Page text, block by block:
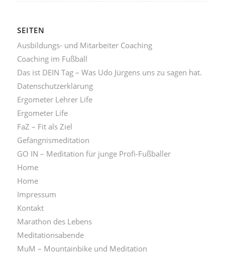
SEITEN
Ausbildungs- und Mitarbeiter Coaching
Coaching im Fußball
Das ist DEIN Tag – Was Udo Jürgens uns zu sagen hat.
Datenschutzerklärung
Ergometer Lehrer Life
Ergometer Life
FaZ – Fit als Ziel
Gefängnismeditation
GO IN – Meditation für junge Profi-Fußballer
Home
Home
Impressum
Kontakt
Marathon des Lebens
Meditationsabende
MuM – Mountainbike und Meditation